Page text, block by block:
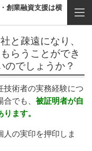
創業融資支援は横
と疎遠になり、
らうことができ
のでしょうか？
技術者の実務経験につ
でも、 被証明者が自
ます。
の実印を押印しま